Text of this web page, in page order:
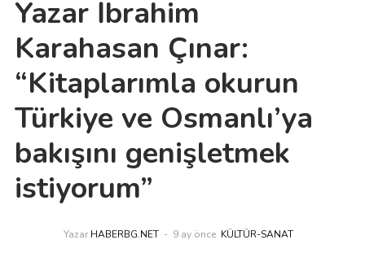
Yazar İbrahim
Karahasan Çınar:
“Kitaplarımla okurun
Türkiye ve Osmanlı’ya
bakışını genişletmek
istiyorum”
Yazar HABERBG.NET 9 ay önce KÜLTÜR-SANAT